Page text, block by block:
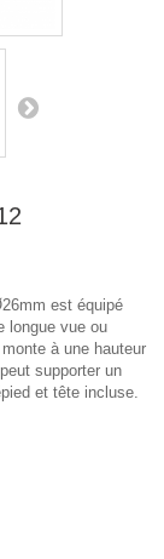
est équipé
longue vue ou
à une hauteur
supporter un
et tête incluse.